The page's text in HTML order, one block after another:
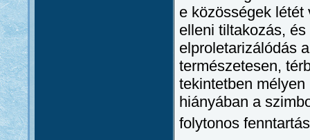
e közösségek
elleni tiltakozás,
elproletarizálódás
természetesen,
tekintetben
hiányában a
folytonos